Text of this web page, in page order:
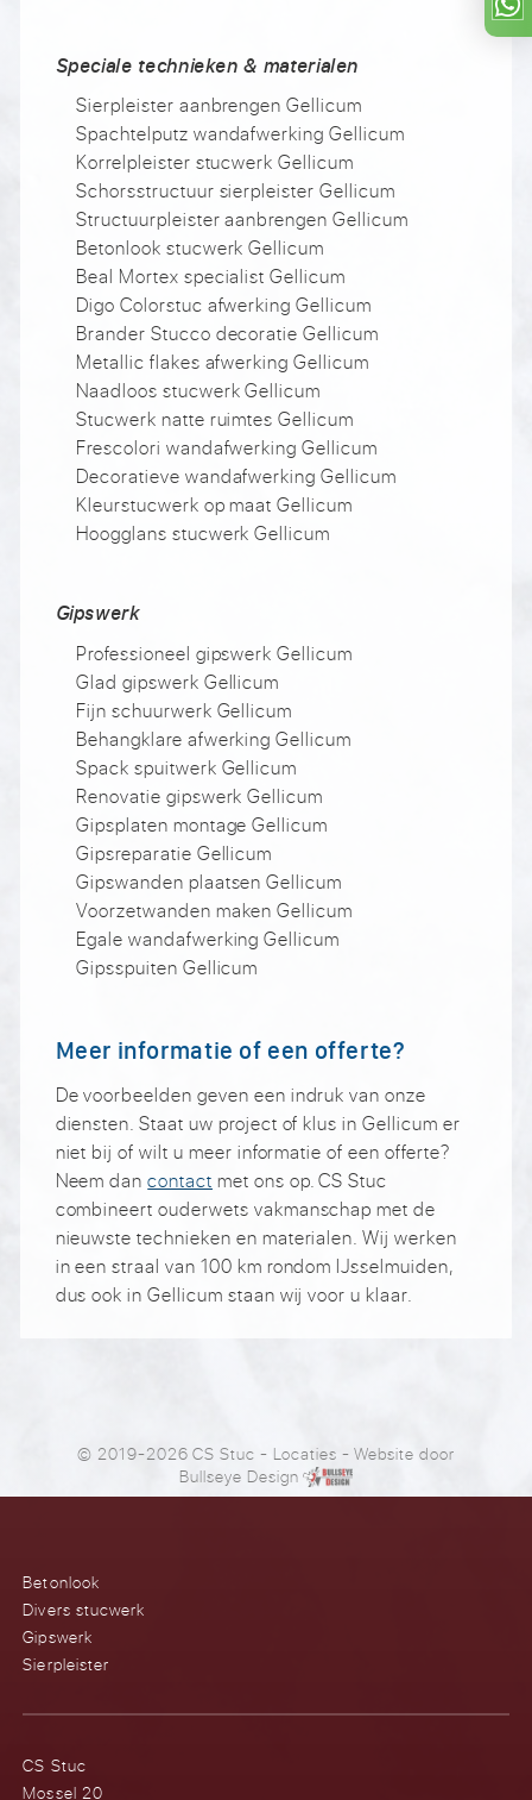
Speciale technieken & materialen
Sierpleister aanbrengen Gellicum
Spachtelputz wandafwerking Gellicum
Korrelpleister stucwerk Gellicum
Schorsstructuur sierpleister Gellicum
Structuurpleister aanbrengen Gellicum
Betonlook stucwerk Gellicum
Beal Mortex specialist Gellicum
Digo Colorstuc afwerking Gellicum
Brander Stucco decoratie Gellicum
Metallic flakes afwerking Gellicum
Naadloos stucwerk Gellicum
Stucwerk natte ruimtes Gellicum
Frescolori wandafwerking Gellicum
Decoratieve wandafwerking Gellicum
Kleurstucwerk op maat Gellicum
Hoogglans stucwerk Gellicum
Gipswerk
Professioneel gipswerk Gellicum
Glad gipswerk Gellicum
Fijn schuurwerk Gellicum
Behangklare afwerking Gellicum
Spack spuitwerk Gellicum
Renovatie gipswerk Gellicum
Gipsplaten montage Gellicum
Gipsreparatie Gellicum
Gipswanden plaatsen Gellicum
Voorzetwanden maken Gellicum
Egale wandafwerking Gellicum
Gipsspuiten Gellicum
Meer informatie of een offerte?
De voorbeelden geven een indruk van onze
diensten. Staat uw project of klus in Gellicum er
niet bij of wilt u meer informatie of een offerte?
Neem dancontact met ons op. CS Stuc
combineert ouderwets vakmanschap met de
nieuwste technieken en materialen. Wij werken
in een straal van 100 km rondom IJsselmuiden,
dus ook in Gellicum staan wij voor u klaar.
© 2019-2026 CS Stuc- Locaties - Website door
Bullseye Design
Betonlook
Divers stucwerk
Gipswerk
Sierpleister
CS Stuc
Mossel 20